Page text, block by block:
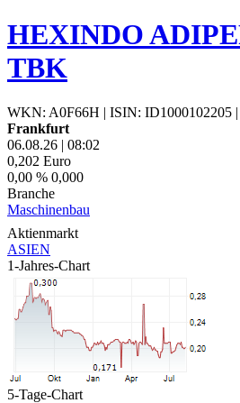
HEXINDO
TBK
WKN: A0F66H | ISIN: ID1000102205 |
Frankfurt
06.08.26 | 08:02
0,202 Euro
0,00 % 0,000
Branche
Maschinenbau
Aktienmarkt
ASIEN
1-Jahres-Chart
5-Tage-Chart